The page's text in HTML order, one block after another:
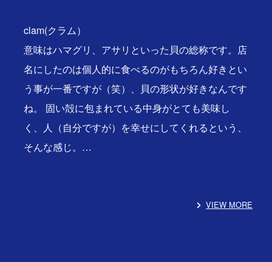
clam(クラム）
意味はハマグリ、アサリといった貝の総称です。店
名にしたのは個人的に食べるのがもちろん好きとい
う事が一番ですが（笑）、貝の形状が好きなんです
ね。 固い殻に包まれている中身がとても美味し
く、人（自分ですが）を幸せにしてくれるという、
そんな感じ。…
VIEW MORE